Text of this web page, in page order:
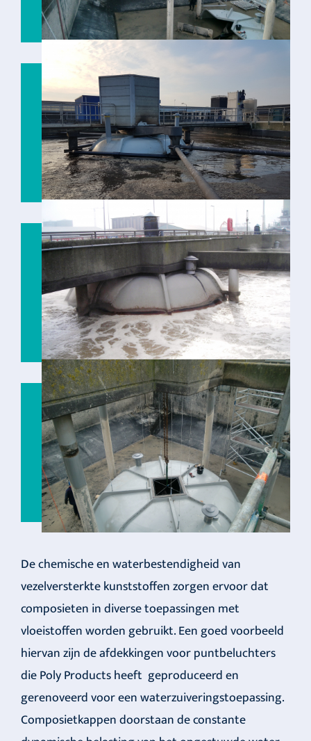
De chemische en waterbestendigheid van
vezelversterkte kunststoffen zorgen ervoor dat
composieten in diverse toepassingen met
vloeistoffen worden gebruikt. Een goed voorbeeld
hiervan zijn de afdekkingen voor puntbeluchters
die Poly Products heeft geproduceerd en
gerenoveerd voor een waterzuiveringstoepassing.
Composietkappen doorstaan de constante